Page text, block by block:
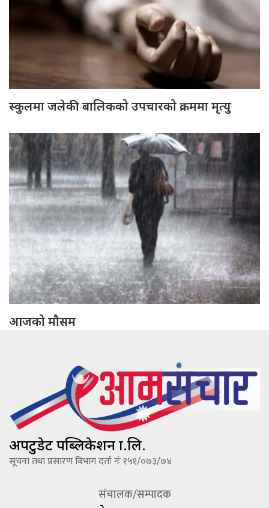
स्कुलमा जलेकी बालिकको उपचारको क्रममा मृत्यु
आजको मौसम
अपटुडेट पब्लिकेशन प्रा.लि.
सूचना तथा प्रसारण विभाग दर्ता नंः १५१/०७३/७४
संचालक/सम्पादक